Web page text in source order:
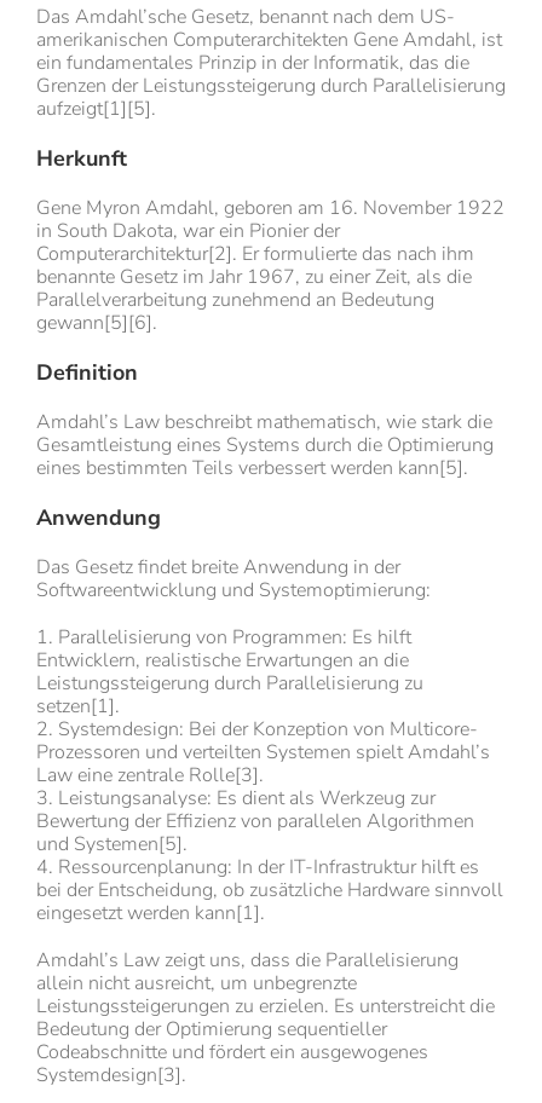
Das Amdahl’sche Gesetz, benannt nach dem US-
amerikanischen Computerarchitekten Gene Amdahl, ist
ein fundamentales Prinzip in der Informatik, das die
Grenzen der Leistungssteigerung durch Parallelisierung
aufzeigt[1][5].
Herkunft
Gene Myron Amdahl, geboren am 16. November 1922
in South Dakota, war ein Pionier der
Computerarchitektur[2]. Er formulierte das nach ihm
benannte Gesetz im Jahr 1967, zu einer Zeit, als die
Parallelverarbeitung zunehmend an Bedeutung
gewann[5][6].
Definition
Amdahl’s Law beschreibt mathematisch, wie stark die
Gesamtleistung eines Systems durch die Optimierung
eines bestimmten Teils verbessert werden kann[5].
Anwendung
Das Gesetz findet breite Anwendung in der
Softwareentwicklung und Systemoptimierung:
1. Parallelisierung von Programmen: Es hilft
Entwicklern, realistische Erwartungen an die
Leistungssteigerung durch Parallelisierung zu
setzen[1].
2. Systemdesign: Bei der Konzeption von Multicore-
Prozessoren und verteilten Systemen spielt Amdahl’s
Law eine zentrale Rolle[3].
3. Leistungsanalyse: Es dient als Werkzeug zur
Bewertung der Effizienz von parallelen Algorithmen
und Systemen[5].
4. Ressourcenplanung: In der IT-Infrastruktur hilft es
bei der Entscheidung, ob zusätzliche Hardware sinnvoll
eingesetzt werden kann[1].
Amdahl’s Law zeigt uns, dass die Parallelisierung
allein nicht ausreicht, um unbegrenzte
Leistungssteigerungen zu erzielen. Es unterstreicht die
Bedeutung der Optimierung sequentieller
Codeabschnitte und fördert ein ausgewogenes
Systemdesign[3].